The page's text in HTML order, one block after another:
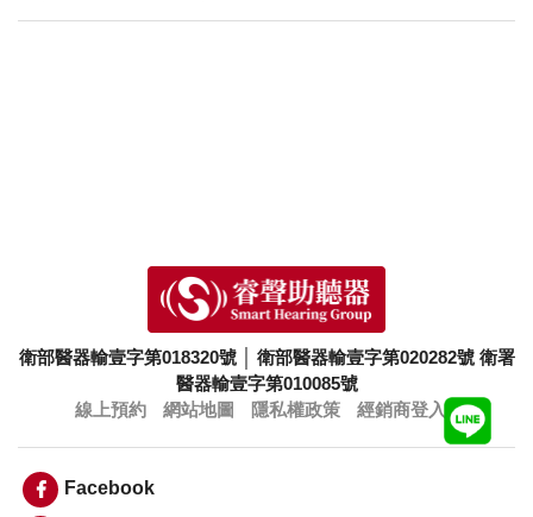
衛部醫器輸壹字第018320號 衛部醫器輸壹字第020282號 衛署
醫器輸壹字第010085號
線上預約
網站地圖 隱私權政策 經銷商登入
Facebook